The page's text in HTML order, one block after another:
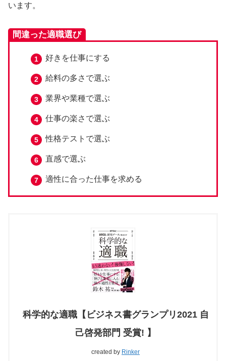
います。
間違った適職選び
好きを仕事にする
給料の多さで選ぶ
業界や業種で選ぶ
仕事の楽さで選ぶ
性格テストで選ぶ
直感で選ぶ
適性に合った仕事を求める
科学的な適職【ビジネス書グランプリ2021 自
己啓発部門 受賞! 】
created by Rinker